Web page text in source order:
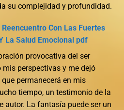
su complejidad y profundidad.
Con Las Fuertes
La Salud Emocional pdf
provocativa del ser
perspectivas y me dejó
permanecerá en mis
tiempo, un testimonio de la
autor. La fantasía puede ser un